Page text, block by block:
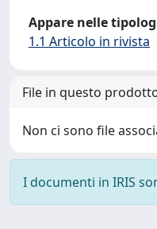
Appare nelle
1.1 Articolo in rivista
File in questo
Non ci sono file
I documenti in IRIS